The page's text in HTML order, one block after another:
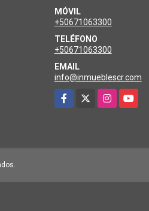
MÓVIL
+50671063300
TELÉFONO
+50671063300
EMAIL
info@inmueblescr.com
Facebook
InstagramYouTube